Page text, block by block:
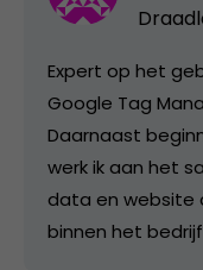
Expert op het
Google Tag
Daarnaast
werk ik aan het
data en website
binnen het